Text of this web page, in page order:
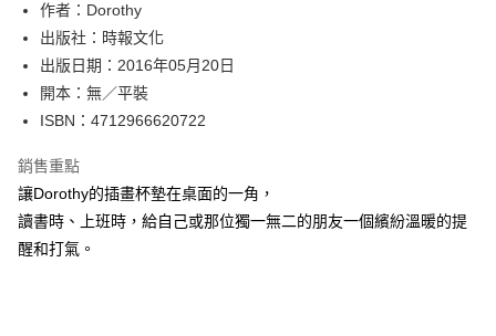
付款後全家取貨
每筆NT$60，滿NT$499(含以上)免運費
付款後7-11取貨
每筆NT$60，滿NT$499(含以上)免運費
宅配
每筆NT$100，滿NT$499(含以上)免運費
作者：Dorothy
出版社：時報文化
出版日期：2016年05月20日
開本：無／平裝
ISBN：4712966620722
銷售重點
讓Dorothy的插畫杯墊在桌面的一角，
讀書時、上班時，給自己或那位獨一無二的朋友一個繽紛溫暖的提
醒和打氣。